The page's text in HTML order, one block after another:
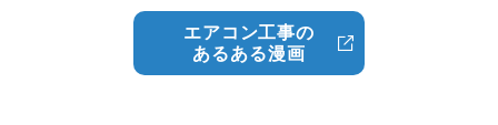
エアコン工事の
あるある漫画